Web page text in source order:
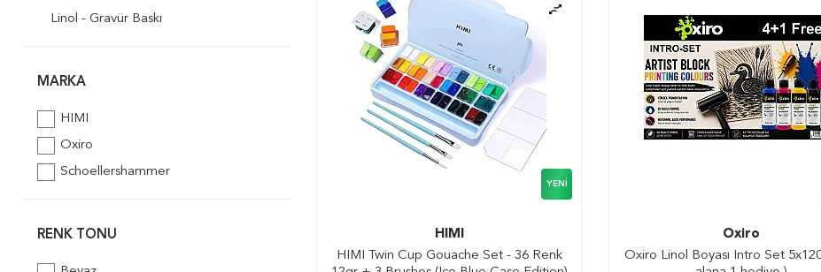
Linol - Gravür Baskı
MARKA
HIMI
Oxiro
Schoellershammer
RENK TONU
YENI
HIMI
HIMI Twin Cup Gouache Set - 36 Renk
Oxiro
Oxiro Linol Boyası Intro Set